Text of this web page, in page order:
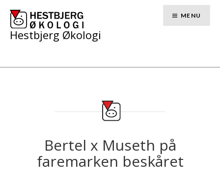
content
Hestbjerg Økologi
MENU
Bertel x Museth på
faremarken beskåret